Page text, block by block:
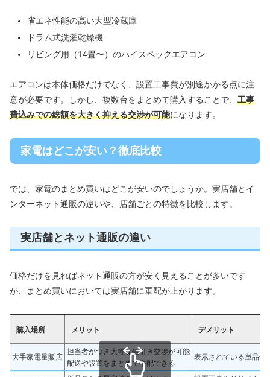
省エネ性能の高い大型冷蔵庫
ドラム式洗濯乾燥機
リビング用（14畳〜）のハイスペックエアコン
エアコンは本体価格だけでなく、設置工事費が別途かかる点に注
意が必要です。しかし、複数台をまとめて購入することで、 工事
費込みでの総額を大きく抑える交渉が可能になります。
家電はどこが安い？徹底比較
では、家電のまとめ買いはどこが安いのでしょうか。実店舗とイ
ンターネット通販の違いや、店舗ごとの特徴を比較します。
実店舗とネット通販の違い
価格だけを見ればネット通販の方が安く見えることが多いです
が、まとめ買いにおいては実店舗に軍配が上がります。
購入場所 メリット デメリット
大手家電量販店
担当者がつき大幅な値引き交渉が可能
配送や設置をまとめて手配できる
表示されている単品価